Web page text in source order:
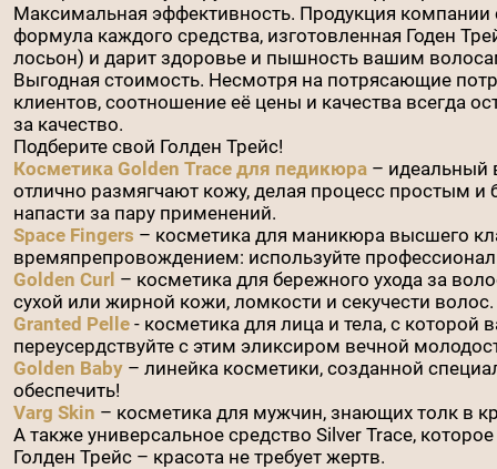
Максимальная эффективность. Продукция компании
формула каждого средства, изготовленная Годен
лосьон) и дарит здоровье и пышность вашим
Выгодная стоимость. Несмотря на потрясающие
клиентов, соотношение её цены и качества всегда
за качество.
Подберите свой Голден Трейс!
Косметика Golden Trace для педикюра – идеальный
отлично размягчают кожу, делая процесс простым
напасти за пару применений.
Space Fingers – косметика для маникюра высшего
времяпрепровождением: используйте
Golden Curl – косметика для бережного ухода за
сухой или жирной кожи, ломкости и секучести волос.
Granted Pelle - косметика для лица и тела, с которой
переусердствуйте с этим эликсиром вечной
Golden Baby – линейка косметики, созданной
обеспечить!
Varg Skin – косметика для мужчин, знающих толк в
А также универсальное средство Silver Trace,
Голден Трейс – красота не требует жертв.